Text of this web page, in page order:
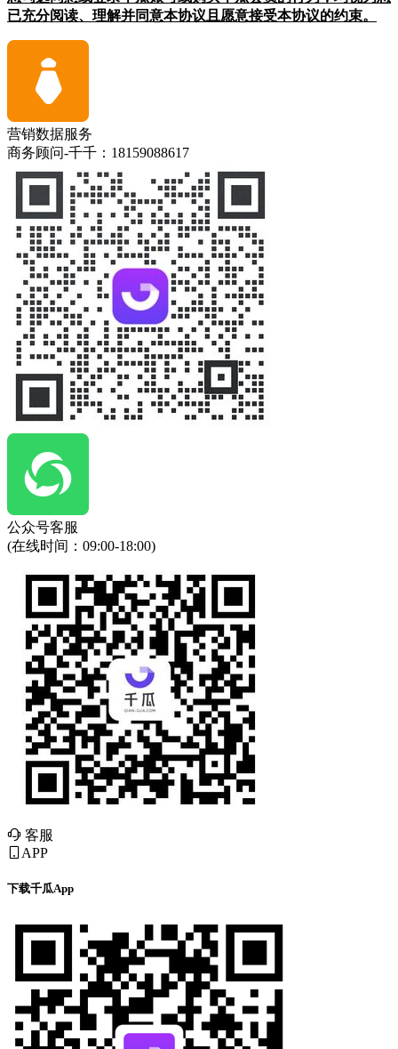
已充分阅读、理解并同意本协议且愿意接受本协议的约束。
营销数据服务
商务顾问-千千：18159088617
公众号客服
(在线时间： 09:00-18:00)
客服
APP
下载千瓜App